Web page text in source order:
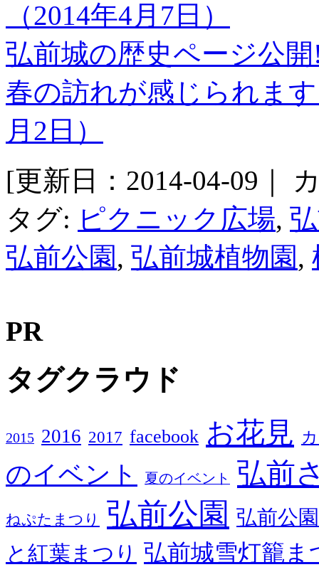
（2014年4月7日）
弘前城の歴史ページ公
春の訪れが感じられま
月2日）
[更新日：2014-04-09｜
タグ: ピクニック広場,
弘前公園, 弘前城植物園,
PR
タグクラウド
2015 2016 2017 facebook お花見
のイベント 夏のイベント 弘前
ねぷたまつり 弘前公園 弘前公
と紅葉まつり 弘前城雪灯籠ま